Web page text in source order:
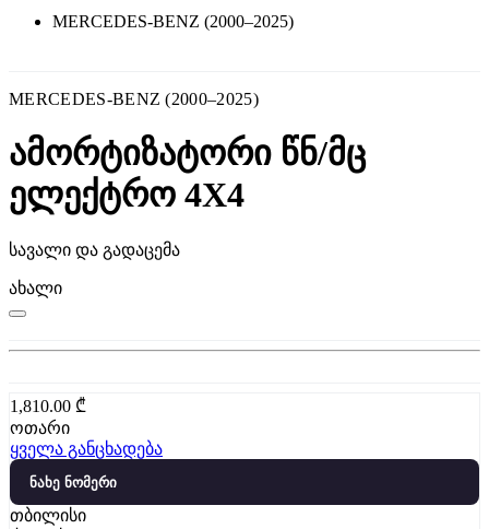
MERCEDES-BENZ (2000–2025)
MERCEDES-BENZ (2000–2025)
ამორტიზატორი წნ/მც
ელექტრო 4X4
სავალი და გადაცემა
ახალი
1,810.00 ₾
ოთარი
ყველა განცხადება
ნახე ნომერი
თბილისი